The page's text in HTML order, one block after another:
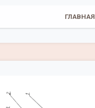
ГЛАВНАЯ